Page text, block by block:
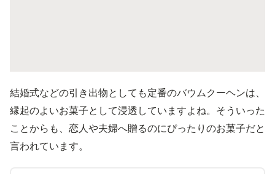
結婚式などの引き出物としても定番のバウムクーヘンは、
縁起のよいお菓子として浸透していますよね。そういった
ことからも、恋人や夫婦へ贈るのにぴったりのお菓子だと
言われています。